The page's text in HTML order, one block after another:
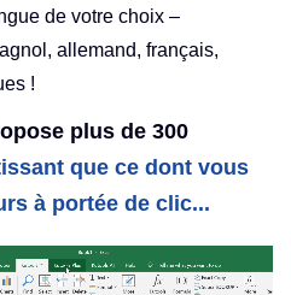
de votre choix –
allemand, français,
!
plus de 300
que ce dont vous
à portée de clic...